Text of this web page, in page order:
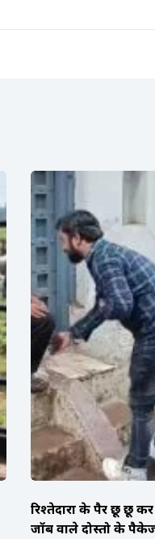
रिश्तेदारों के पैर छू छू
जॉब वाले दोस्तो के